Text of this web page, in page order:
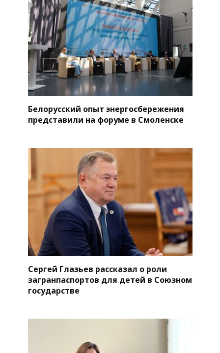
Белорусский опыт энергосбережения
представили на форуме в Смоленске
Сергей Глазьев рассказал о роли
загранпаспортов для детей в Союзном
государстве